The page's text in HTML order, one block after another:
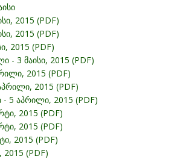
2015 (PDF)
2015 (PDF)
2015 (PDF)
- 3 მაისი, 2015 (PDF)
2015 (PDF)
2015 (PDF)
- 5 აპრილი, 2015 (PDF)
2015 (PDF)
2015 (PDF)
2015 (PDF)
(PDF)